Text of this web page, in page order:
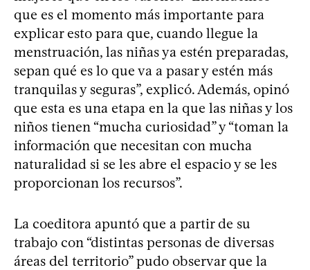
que es el momento más importante para
explicar esto para que, cuando llegue la
menstruación, las niñas ya estén preparadas,
sepan qué es lo que va a pasar y estén más
tranquilas y seguras”, explicó. Además, opinó
que esta es una etapa en la que las niñas y los
niños tienen “mucha curiosidad” y “toman la
información que necesitan con mucha
naturalidad si se les abre el espacio y se les
proporcionan los recursos”.
La coeditora apuntó que a partir de su
trabajo con “distintas personas de diversas
áreas del territorio” pudo observar que la